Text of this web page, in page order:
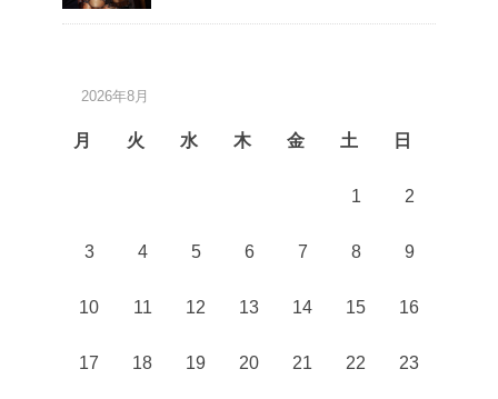
2026年8月
月 火 水 木 金 土 日
1 2
3 4 5 6 7 8 9
10 11 12 13 14 15 16
17 18 19 20 21 22 23